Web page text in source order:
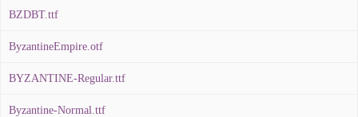
BZDBT.ttf
ByzantineEmpire.otf
BYZANTINE-Regular.ttf
Byzantine-Normal.ttf